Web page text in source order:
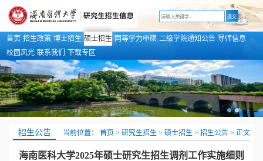
首页 招生政策 博士招生 硕士招生 同等学力申硕 二级学院通知公告 导师信息
校园风光 联系我们 下载专区
招生公告 当前位置： 首页 > 研究生招生 > 硕士招生 > 招生公告 > 正文
海南医科大学2025年硕士研究生招生调剂工作实施细则